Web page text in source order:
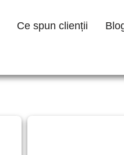
Ce spun clienții